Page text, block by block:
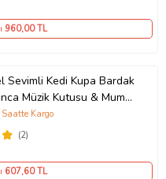
960,00 TL
Sevimli Kedi Kupa Bardak
Müzik Kutusu & Mum
(2)
Kargo
607,60 TL